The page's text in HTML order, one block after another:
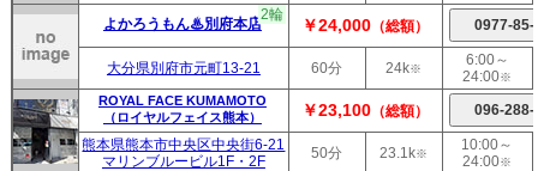
よかろうもん♨別府本店
2輪
￥24,000 （総額）
大分県別府市元町13-21 60分 24k※
6:00～
24:00※
ROYAL FACE KUMAMOTO
（ロイヤルフェイス熊本）
￥23,100 （総額）
熊本県熊本市中央区中央街6-21
マリンブルービル1F・2F
50分 23.1k※
10:00～
24:00※